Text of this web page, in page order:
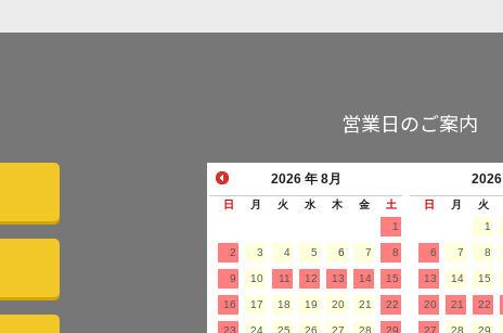
営業日のご案内
2026 年 8月
日 月 火 水 木 金
土
1
2 3 4 5 6 7 8
9 10 11 12 13 14 15
16 17 18 19 20 21 22
23 24 25 26 27 28 29
2026
日 月 火
1
6 7 8
13 14 15
20 21 22
27 28 29